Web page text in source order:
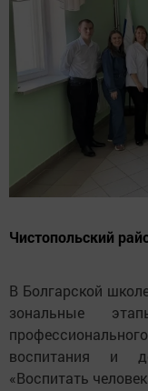
Чистопольский
В Болгарской
зональные
воспитания и
«Воспитать